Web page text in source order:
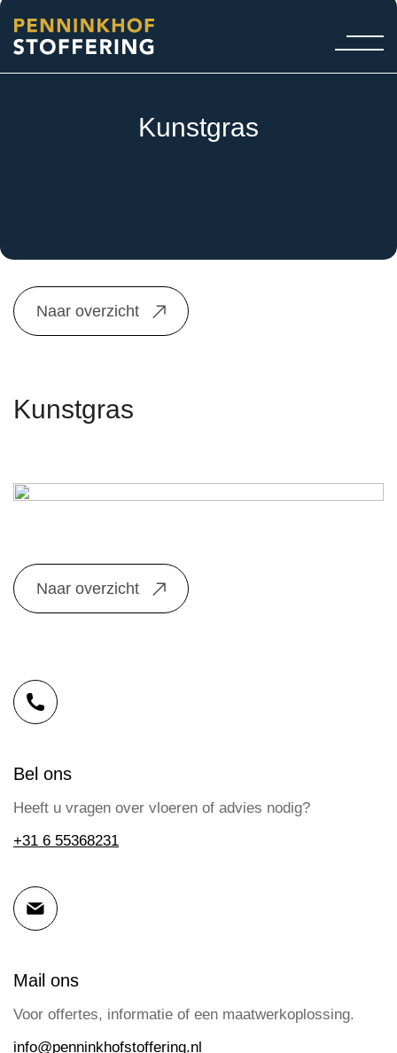
Kunstgras
Naar overzicht
Kunstgras
Naar overzicht
Bel ons
Heeft u vragen over vloeren of advies nodig?
+31 6 55368231
Mail ons
Voor offertes, informatie of een maatwerkoplossing.
info@penninkhofstoffering.nl